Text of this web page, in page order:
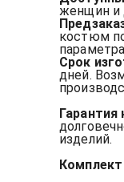
женщин и
костюм
Срок
дней.
Гарантия
изделий.